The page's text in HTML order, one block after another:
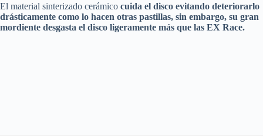
El material sinterizado cerámico cuida el disco evitando deteriorarlo
drásticamente como lo hacen otras pastillas, sin embargo, su gran
mordiente desgasta el disco ligeramente más que las EX Race.